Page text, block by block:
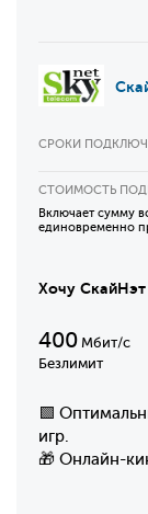
СРОКИ
СТОИМОСТЬ
Включает сумму
единовременно
Хочу
400 Мбит/с
Безлимит
🟩
игр.
🎁 Онлайн-